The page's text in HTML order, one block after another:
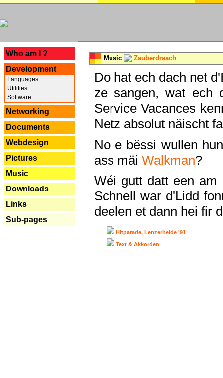
Who am I ?
Development
Languages
Utilities
Software
Networking
Documents
Webdesign
Pictures
Music
Downloads
Links
Sub-pages
Music Zauberdraach
Do hat ech dach net
ze sangen, wat ech
Service Vacances
Netz absolut näischt
No e bëssi wullen
ass mäi Walkman?
Wéi gutt datt een am
Schnell war d'Lidd
deelen et dann hei fir
Hitparade, Lenzerheide '91
Text & Akkorden